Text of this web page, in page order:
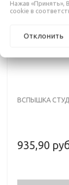
ВСПЫШКА
935,90
Нажав «Принять»,
cookie в
Отклонить